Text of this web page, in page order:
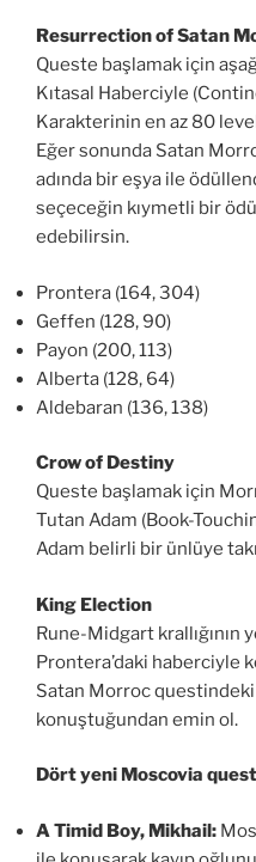
Resurrection of Satan
Queste başlamak için
Kıtasal Haberciyle
Karakterinin en az 80
Eğer sonunda Satan
adında bir eşya ile
seçeceğin kıymetli bir
edebilirsin.
Prontera (164, 304)
Geffen (128, 90)
Payon (200, 113)
Alberta (128, 64)
Aldebaran (136, 138)
Crow of Destiny
Queste başlamak için
Tutan Adam (Book-
Adam belirli bir ünlüye
King Election
Rune-Midgart krallığının
Prontera’daki haberciyle
Satan Morroc
konuştuğundan emin ol.
Dört yeni Moscovia
A Timid Boy, Mikhail: